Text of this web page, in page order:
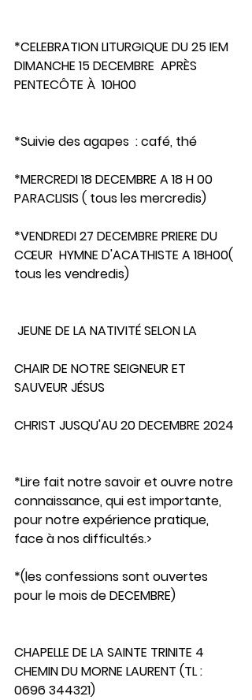
*CELEBRATION LITURGIQUE DU 25 IEM
DIMANCHE 15 DECEMBRE  APRÈS
PENTECÔTE À  10H00
*Suivie des agapes  : café, thé
*MERCREDI 18 DECEMBRE A 18 H 00
PARACLISIS ( tous les mercredis)
*VENDREDI 27 DECEMBRE PRIERE DU
CŒUR  HYMNE D'ACATHISTE A 18H00(
tous les vendredis)
JEUNE DE LA NATIVITÉ SELON LA
CHAIR DE NOTRE SEIGNEUR ET
SAUVEUR JÉSUS
CHRIST JUSQU'AU 20 DECEMBRE 2024
*Lire fait notre savoir et ouvre notre
connaissance, qui est importante,
pour notre expérience pratique,
face à nos difficultés.>
*(les confessions sont ouvertes
pour le mois de DECEMBRE)
CHAPELLE DE LA SAINTE TRINITE 4
CHEMIN DU MORNE LAURENT (TL :
0696 344321)